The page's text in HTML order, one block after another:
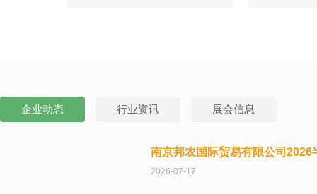
企业动态 行业资讯 展会信息
南京邦农国际贸易有限公司2026
2026-07-17